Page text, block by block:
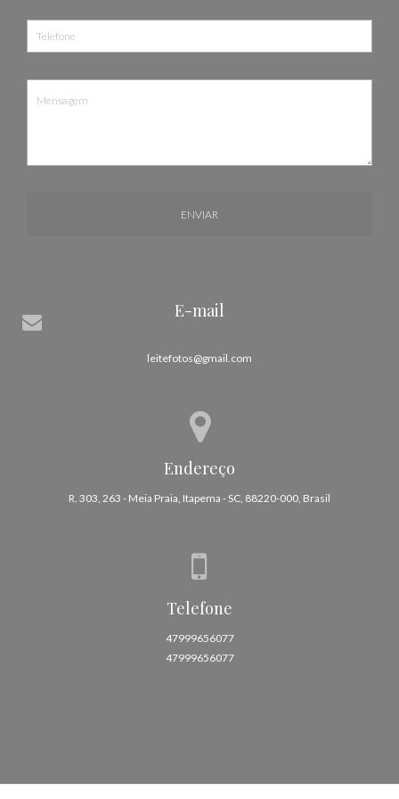
ENVIAR
E-mail
leitefotos@gmail.com
Endereço
R. 303, 263 - Meia Praia, Itapema - SC, 88220-000, Brasil
Telefone
47999656077
47999656077